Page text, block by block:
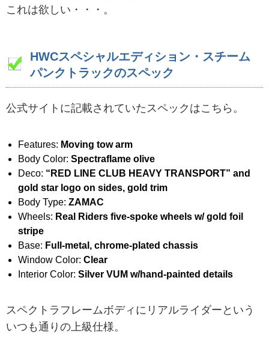
これは欲しい・・・。
HWCスペシャルエディション・スチーム
パンクトラックのスペック
公式サイトに記載されていたスペックはこちら。
Features: Moving tow arm
Body Color: Spectraflame olive
Deco: “RED LINE CLUB HEAVY TRANSPORT” and
gold star logo on sides, gold trim
Body Type: ZAMAC
Wheels: Real Riders five-spoke wheels w/ gold foil
stripe
Base: Full-metal, chrome-plated chassis
Window Color: Clear
Interior Color: Silver VUM w/hand-painted details
スペクトラフレームボディにリアルライダーという
いつも通りの上級仕様。